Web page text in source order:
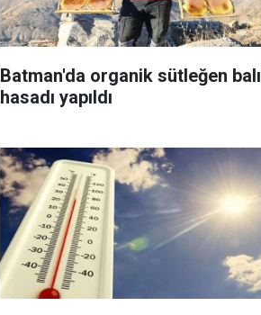
Batman'da organik sütleğen balı
hasadı yapıldı